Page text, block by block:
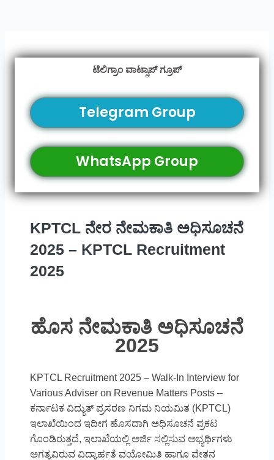
ಟೆಲಿಗ್ರಾಂ ವಾಟ್ಸಾಪ್ ಗ್ರೂಪ್
Telegram Group
WhatsApp Group
KPTCL ನೇರ ನೇಮಕಾತಿ ಅಧಿಸೂಚನೆ
2025 – KPTCL Recruitment
2025
ಹೊಸ ನೇಮಕಾತಿ ಅಧಿಸೂಚನೆ
2025
KPTCL Recruitment 2025 – Walk-In Interview for
Various Adviser on Revenue Matters Posts –
ಕರ್ನಾಟಕ ವಿದ್ಯುತ್ ಪ್ರಸರಣ ನಿಗಮ ನಿಯಮಿತ (KPTCL)
ಇಲಾಖೆಯಿಂದ ಇದೀಗ ಹೊಸದಾಗಿ ಅಧಿಸೂಚನೆ ಪ್ರಕಟ
ಗೊಂಡಿರುತ್ತದೆ, ಇಲಾಖೆಯಲ್ಲಿ ಅರ್ಜಿ ಸಲ್ಲಿಸುವ ಅಭ್ಯರ್ಥಿಗಳು
ಅಗತ್ಯವಿರುವ ವಿದ್ಯಾರ್ಹತೆ ವಯೋಮಿತಿ ಹಾಗೂ ವೇತನ